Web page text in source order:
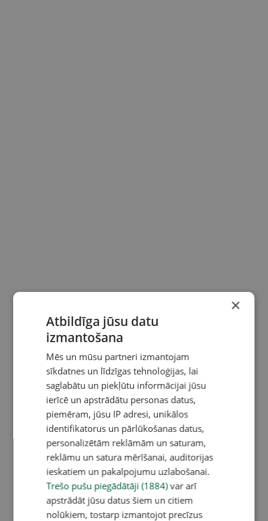
×
Atbildīga jūsu datu
izmantošana
Mēs un mūsu partneri izmantojam
sīkdatnes un līdzīgas tehnoloģijas, lai
saglabātu un piekļūtu informācijai jūsu
ierīcē un apstrādātu personas datus,
piemēram, jūsu IP adresi, unikālos
identifikatorus un pārlūkošanas datus,
personalizētām reklāmām un saturam,
reklāmu un satura mērīšanai, auditorijas
ieskatiem un pakalpojumu uzlabošanai.
Trešo pušu piegādātāji (1884)var arī
apstrādāt jūsu datus šiem un citiem
nolūkiem, tostarp izmantojot precīzus